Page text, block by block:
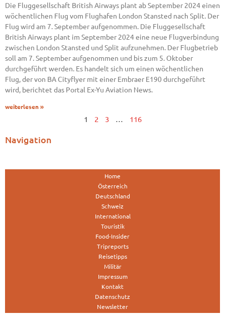
Die Fluggesellschaft British Airways plant ab September 2024 einen
wöchentlichen Flug vom Flughafen London Stansted nach Split. Der
Flug wird am 7. September aufgenommen. Die Fluggesellschaft
British Airways plant im September 2024 eine neue Flugverbindung
zwischen London Stansted und Split aufzunehmen. Der Flugbetrieb
soll am 7. September aufgenommen und bis zum 5. Oktober
durchgeführt werden. Es handelt sich um einen wöchentlichen
Flug, der von BA Cityflyer mit einer Embraer E190 durchgeführt
wird, berichtet das Portal Ex-Yu Aviation News.
weiterlesen »
1 2 3 … 116
Navigation
Home
Österreich
Deutschland
Schweiz
International
Touristik
Food-Insider
Tripreports
Reisetipps
Militär
Impressum
Kontakt
Datenschutz
Newsletter